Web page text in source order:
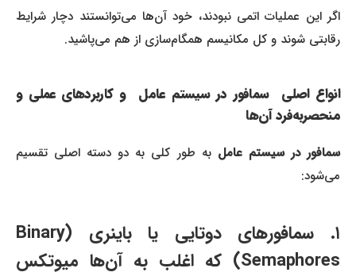
اگر این عملیات اتمی نبودند، خود آن‌ها می‌توانستند دچار شرایط
رقابتی شوند و کل مکانیسم همگام‌سازی از هم می‌پاشید.
انواع اصلی سمافور در سیستم عامل و کاربردهای عملی و
منحصربه‌فرد آن‌ها
سمافور در سیستم عاملبه طور کلی به دو دسته اصلی تقسیم
می‌شود:
۱. سمافورهای دوتایی یا باینری (Binary
Semaphores) که اغلب به آن‌ها میوتکس